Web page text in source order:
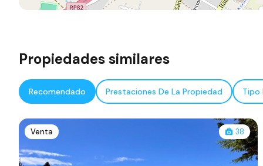
Propiedades similares
Recomendado Prestaciones De La Propiedad Tipo
Venta 38